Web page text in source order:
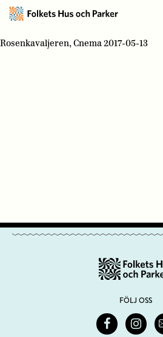
Rosenkavaljeren, Cnema 2017-05-13
FÖLJ OSS